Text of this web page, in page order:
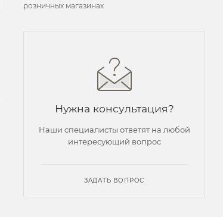
розничных магазинах
Нужна консультация?
Наши специалисты ответят на любой
интересующий вопрос
ЗАДАТЬ ВОПРОС